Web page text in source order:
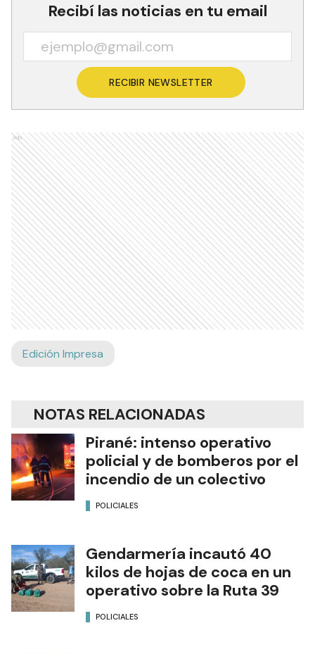
Recibí las noticias en tu email
RECIBIR NEWSLETTER
Ads
Edición Impresa
NOTAS RELACIONADAS
Pirané: intenso operativo
policial y de bomberos por el
incendio de un colectivo
POLICIALES
Gendarmería incautó 40
kilos de hojas de coca en un
operativo sobre la Ruta 39
POLICIALES